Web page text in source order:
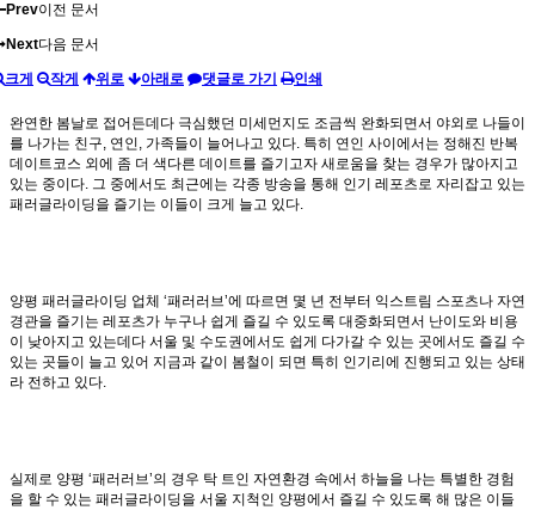
Prev이전 문서
Next다음 문서
크게 작게 위로 아래로 댓글로 가기 인쇄
완연한 봄날로 접어든데다 극심했던 미세먼지도 조금씩 완화되면서 야외로 나들이
를 나가는 친구, 연인, 가족들이 늘어나고 있다. 특히 연인 사이에서는 정해진 반복
데이트코스 외에 좀 더 색다른 데이트를 즐기고자 새로움을 찾는 경우가 많아지고
있는 중이다. 그 중에서도 최근에는 각종 방송을 통해 인기 레포츠로 자리잡고 있는
패러글라이딩을 즐기는 이들이 크게 늘고 있다.
양평 패러글라이딩 업체 ‘패러러브’에 따르면 몇 년 전부터 익스트림 스포츠나 자연
경관을 즐기는 레포츠가 누구나 쉽게 즐길 수 있도록 대중화되면서 난이도와 비용
이 낮아지고 있는데다 서울 및 수도권에서도 쉽게 다가갈 수 있는 곳에서도 즐길 수
있는 곳들이 늘고 있어 지금과 같이 봄철이 되면 특히 인기리에 진행되고 있는 상태
라 전하고 있다.
실제로 양평 ‘패러러브’의 경우 탁 트인 자연환경 속에서 하늘을 나는 특별한 경험
을 할 수 있는 패러글라이딩을 서울 지척인 양평에서 즐길 수 있도록 해 많은 이들